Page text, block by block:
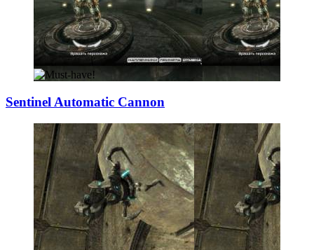
Sentinel Automat­ic Cannon